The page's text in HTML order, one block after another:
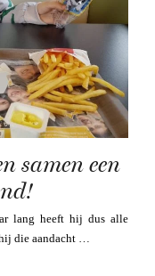
samen een
lang heeft hij dus alle
hij die aandacht …